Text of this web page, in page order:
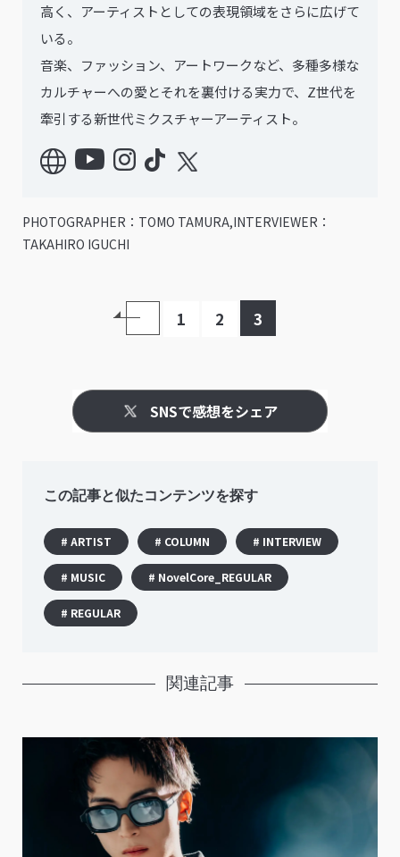
高く、アーティストとしての表現領域をさらに広げて
いる。
音楽、ファッション、アートワークなど、多種多様な
カルチャーへの愛とそれを裏付ける実力で、Z世代を
牽引する新世代ミクスチャーアーティスト。
PHOTOGRAPHER：TOMO TAMURA,INTERVIEWER：
TAKAHIRO IGUCHI
1 2 3
SNSで感想をシェア
この記事と似たコンテンツを探す
# ARTIST # COLUMN # INTERVIEW
# MUSIC # NovelCore_REGULAR
# REGULAR
関連記事